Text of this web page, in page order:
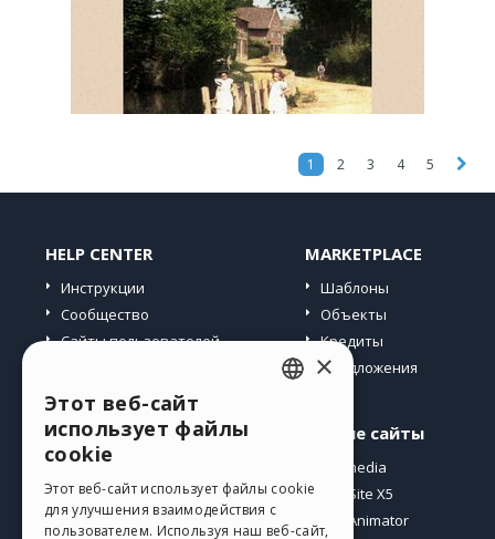
1 2 3 4 5
HELP CENTER
Инструкции
Сообщество
Сайты пользователей
MARKETPLACE
Шаблоны
Объекты
Кредиты
Предложения
Профиль
Мои посты
Мои лицензии
Загрузить
Другие сайты
Incomedia
WebSite X5
WebAnimator
GERMAN
SPANISH
×
Этот веб-сайт
использует файлы
cookie
Этот веб-сайт использует файлы cookie
для улучшения взаимодействия с
пользователем. Используя наш веб-сайт,